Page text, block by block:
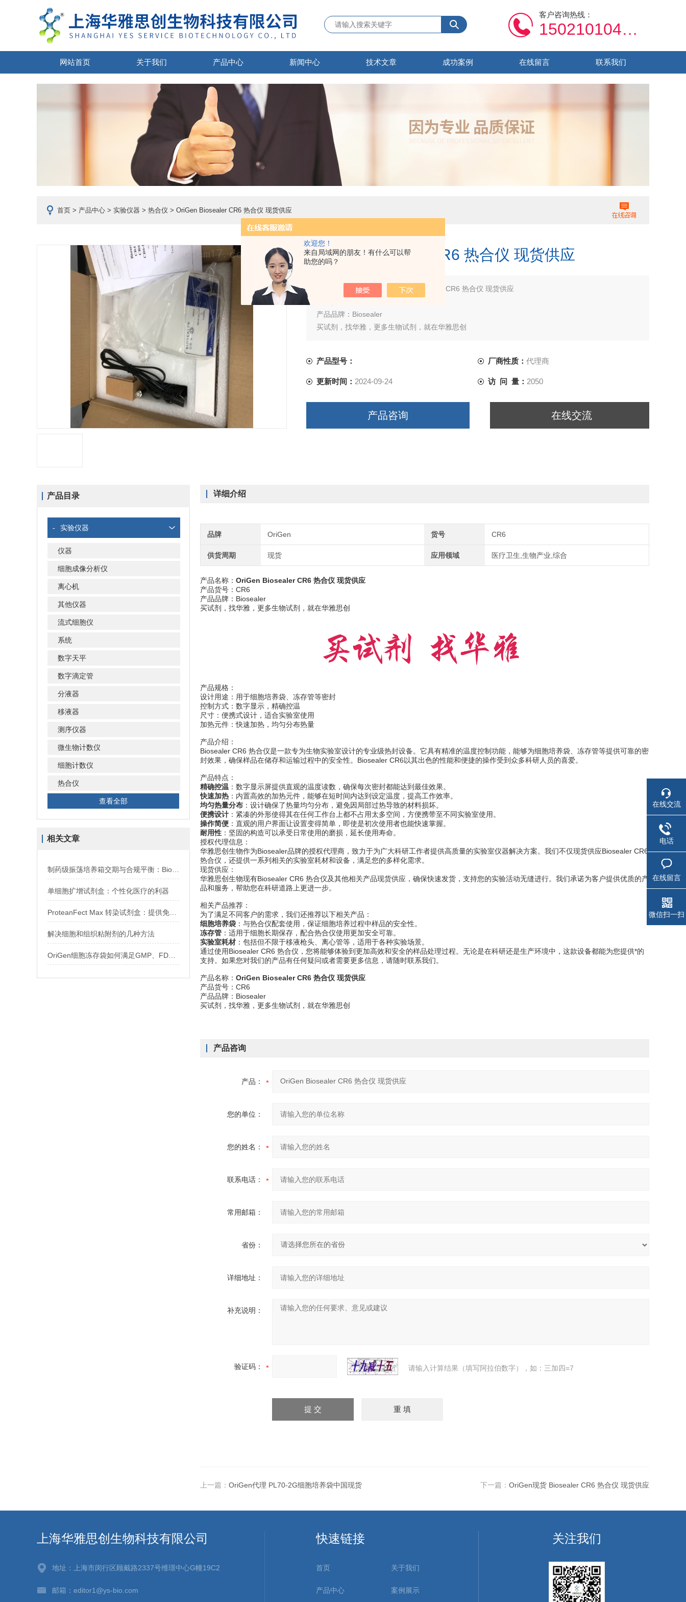
欢迎您！
来自局域网的朋友！有什么可以帮
助您的吗？
客户咨询热线：
15021010459
网站首页 关于我们 产品中心 新闻中心 技术文章 成功案例 在线留言 联系我们
首页 > 产品中心 > 实验仪器 > 热合仪 > OriGen Biosealer CR6 热合仪 现货供应
OriGen Biosealer CR6 热合仪 现货供应
产品名称：OriGen Biosealer CR6 热合仪 现货供应
产品品牌：Biosealer
买试剂，找华雅，更多生物试剂，就在华雅思创
产品型号： 厂商性质： 代理商
更新时间： 2024-09-24 访 问 量： 2050
产品咨询 在线交流
产品目录
- 实验仪器
仪器
细胞成像分析仪
离心机
其他仪器
流式细胞仪
系统
数字天平
数字滴定管
分液器
移液器
测序仪器
微生物计数仪
细胞计数仪
热合仪
查看全部
相关文章
单细胞扩增试剂盒：个性化医疗的利器
解决细胞和组织粘附剂的几种方法
详细介绍
品牌 OriGen 货号 CR6
供货周期 现货 应用领域 医疗卫生,生物产业,综合
产品名称： OriGen Biosealer CR6 热合仪 现货供应
产品货号：CR6
产品品牌：Biosealer
买试剂，找华雅，更多生物试剂，就在华雅思创
产品规格：
设计用途：用于细胞培养袋、冻存管等密封
控制方式：数字显示，精确控温
尺寸：便携式设计，适合实验室使用
加热元件：快速加热，均匀分布热量
产品介绍：
Biosealer CR6 热合仪是一款专为生物实验室设计的专业级热封设备。它具有精准的温度控制功能，能够为细胞培养袋、冻存管等提供可靠的密
封效果，确保样品在储存和运输过程中的安全性。Biosealer CR6以其出色的性能和便捷的操作受到众多科研人员的喜爱。
产品特点：
精确控温 ：数字显示屏提供直观的温度读数，确保每次密封都能达到最佳效果。
快速加热 ：内置高效的加热元件，能够在短时间内达到设定温度，提高工作效率。
均匀热量分布 ：设计确保了热量均匀分布，避免因局部过热导致的材料损坏。
便携设计 ：紧凑的外形使得其在任何工作台上都不占用太多空间，方便携带至不同实验室使用。
操作简便 ：直观的用户界面让设置变得简单，即使是初次使用者也能快速掌握。
耐用性 ：坚固的构造可以承受日常使用的磨损，延长使用寿命。
授权代理信息：
华雅思创生物作为Biosealer品牌的授权代理商，致力于为广大科研工作者提供高质量的实验室仪器解决方案。我们不仅现货供应Biosealer CR6
热合仪，还提供一系列相关的实验室耗材和设备，满足您的多样化需求。
现货供应：
华雅思创生物现有Biosealer CR6 热合仪及其他相关产品现货供应，确保快速发货，支持您的实验活动无缝进行。我们承诺为客户提供优质的产
品和服务，帮助您在科研道路上更进一步。
相关产品推荐：
为了满足不同客户的需求，我们还推荐以下相关产品：
细胞培养袋 ：与热合仪配套使用，保证细胞培养过程中样品的安全性。
冻存管 ：适用于细胞长期保存，配合热合仪使用更加安全可靠。
实验室耗材 ：包括但不限于移液枪头、离心管等，适用于各种实验场景。
通过使用Biosealer CR6 热合仪，您将能够体验到更加高效和安全的样品处理过程。无论是在科研还是生产环境中，这款设备都能为您提供*的
支持。如果您对我们的产品有任何疑问或者需要更多信息，请随时联系我们。
产品名称： OriGen Biosealer CR6 热合仪 现货供应
产品货号：CR6
产品品牌：Biosealer
买试剂，找华雅，更多生物试剂，就在华雅思创
产品咨询
产品：
您的单位：
您的姓名：
联系电话：
常用邮箱：
省份：
详细地址：
补充说明：
验证码： 请输入计算结果（填写阿拉伯数字），如：三加四=7
上一篇： OriGen代理 PL70-2G细胞培养袋中国现货 下一篇： OriGen现货 Biosealer CR6 热合仪 现货供应
上海华雅思创生物科技有限公司
地址：上海市闵行区顾戴路2337号维璟中心G幢19C2
邮箱：editor1@ys-bio.com
快速链接
首页 关于我们
产品中心 案例展示
关注我们
在线交流
电话
在线留言
微信扫一扫